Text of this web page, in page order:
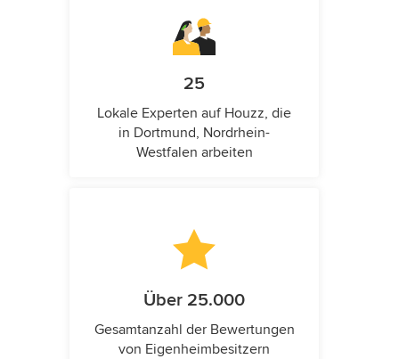
25
Lokale Experten auf Houzz, die
in Dortmund, Nordrhein-
Westfalen arbeiten
Über 25.000
Gesamtanzahl der Bewertungen
von Eigenheimbesitzern